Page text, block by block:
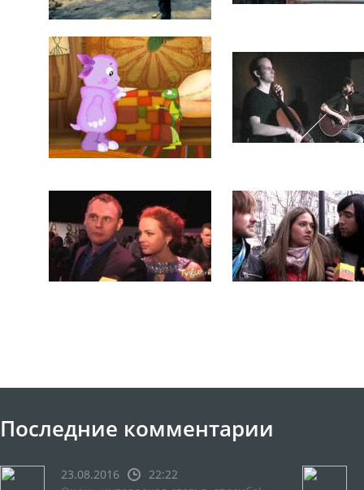
Последние комментарии
23.08.2016
22:22